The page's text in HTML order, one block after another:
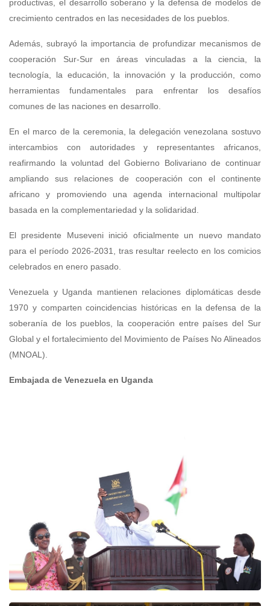
productivas, el desarrollo soberano y la defensa de modelos de
crecimiento centrados en las necesidades de los pueblos.
Además, subrayó la importancia de profundizar mecanismos de
cooperación Sur-Sur en áreas vinculadas a la ciencia, la
tecnología, la educación, la innovación y la producción, como
herramientas fundamentales para enfrentar los desafíos
comunes de las naciones en desarrollo.
En el marco de la ceremonia, la delegación venezolana sostuvo
intercambios con autoridades y representantes africanos,
reafirmando la voluntad del Gobierno Bolivariano de continuar
ampliando sus relaciones de cooperación con el continente
africano y promoviendo una agenda internacional multipolar
basada en la complementariedad y la solidaridad.
El presidente Museveni inició oficialmente un nuevo mandato
para el período 2026-2031, tras resultar reelecto en los comicios
celebrados en enero pasado.
Venezuela y Uganda mantienen relaciones diplomáticas desde
1970 y comparten coincidencias históricas en la defensa de la
soberanía de los pueblos, la cooperación entre países del Sur
Global y el fortalecimiento del Movimiento de Países No Alineados
(MNOAL).
Embajada de Venezuela en Uganda